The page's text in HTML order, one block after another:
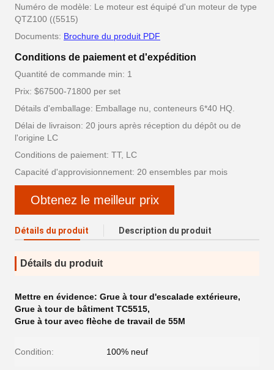
Numéro de modèle: Le moteur est équipé d'un moteur de type
QTZ100 ((5515)
Documents: Brochure du produit PDF
Conditions de paiement et d'expédition
Quantité de commande min: 1
Prix: $67500-71800 per set
Détails d'emballage: Emballage nu, conteneurs 6*40 HQ.
Délai de livraison: 20 jours après réception du dépôt ou de
l'origine LC
Conditions de paiement: TT, LC
Capacité d'approvisionnement: 20 ensembles par mois
Obtenez le meilleur prix
Détails du produit Description du produit
Détails du produit
Mettre en évidence: Grue à tour d'escalade extérieure,
Grue à tour de bâtiment TC5515,
Grue à tour avec flèche de travail de 55M
Condition: 100% neuf